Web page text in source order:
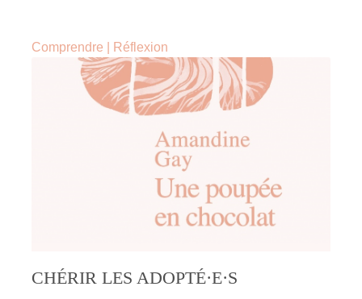
Comprendre Réflexion
CHÉRIR LES ADOPTÉ·E·S